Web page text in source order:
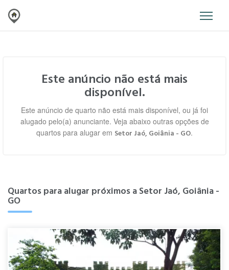
Este anúncio não está mais
disponível.
Este anúncio de quarto não está mais disponível, ou já foi
alugado pelo(a) anunciante. Veja abaixo outras opções de
quartos para alugar em Setor Jaó, Goiânia - GO.
Quartos para alugar próximos a Setor Jaó, Goiânia -
GO